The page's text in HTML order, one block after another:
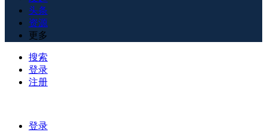
头条
资源
更多
搜索
登录
注册
登录